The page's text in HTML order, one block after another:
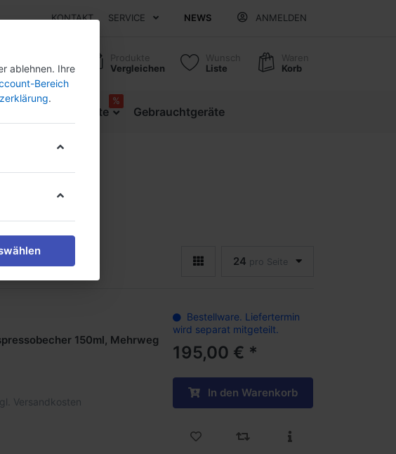
KONTAKT SERVICE NEWS ANMELDEN
Produkte
Vergleichen
Wunsch
Liste
Waren
Korb
Angebote
%
Gebrauchtgeräte
24 pro Seite
150ml, Mehrweg
Versandkosten
Bestellware. Liefertermin
wird separat mitgeteilt.
195,00 € *
In den Warenkorb
ablehnen. Ihre
Bereich
.